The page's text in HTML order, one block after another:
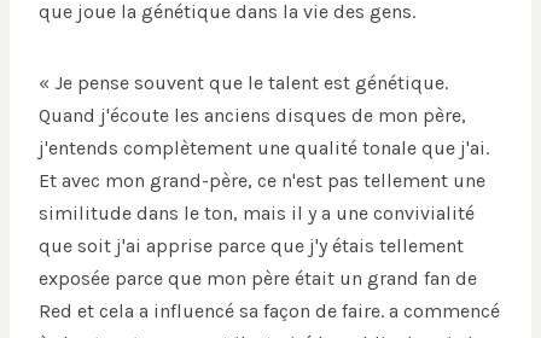
que joue la génétique dans la vie des gens.
« Je pense souvent que le talent est génétique.
Quand j'écoute les anciens disques de mon père,
j'entends complètement une qualité tonale que j'ai.
Et avec mon grand-père, ce n'est pas tellement une
similitude dans le ton, mais il y a une convivialité
que soit j'ai apprise parce que j'y étais tellement
exposée parce que mon père était un grand fan de
Red et cela a influencé sa façon de faire. a commencé